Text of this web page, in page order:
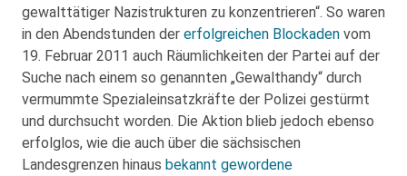
gewalttätiger Nazistrukturen zu konzentrieren“. So waren
in den Abendstunden der erfolgreichen Blockaden vom
19. Februar 2011 auch Räumlichkeiten der Partei auf der
Suche nach einem so genannten „Gewalthandy“ durch
vermummte Spezialeinsatzkräfte der Polizei gestürmt
und durchsucht worden. Die Aktion blieb jedoch ebenso
erfolglos, wie die auch über die sächsischen
Landesgrenzen hinaus bekannt gewordene